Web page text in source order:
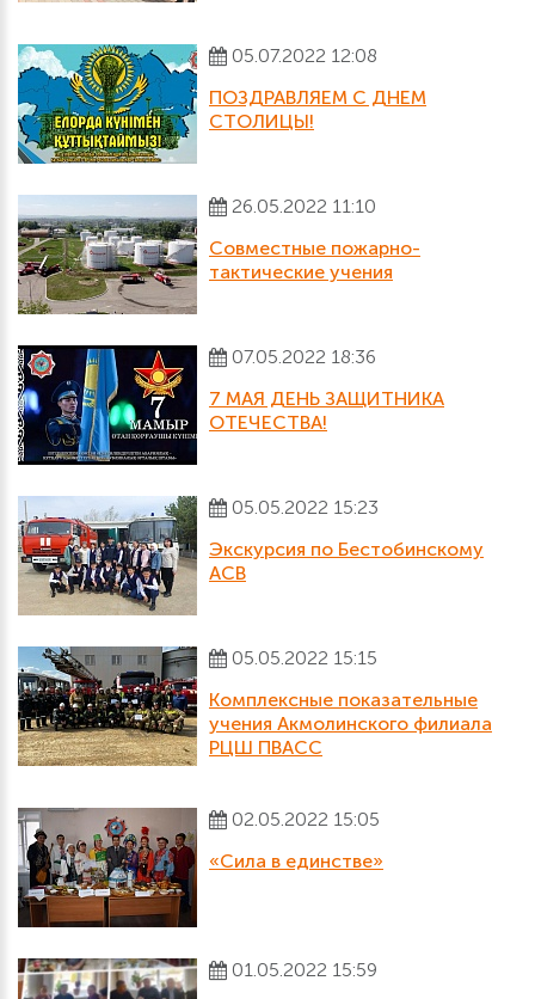
05.07.2022 12:08
ПОЗДРАВЛЯЕМ С ДНЕМ
СТОЛИЦЫ!
26.05.2022 11:10
Совместные пожарно-
тактические учения
07.05.2022 18:36
7 МАЯ ДЕНЬ ЗАЩИТНИКА
ОТЕЧЕСТВА!
05.05.2022 15:23
Экскурсия по Бестобинскому
АСВ
05.05.2022 15:15
Комплексные показательные
учения Акмолинского филиала
РЦШ ПВАСС
02.05.2022 15:05
«Сила в единстве»
01.05.2022 15:59